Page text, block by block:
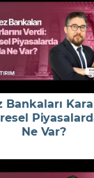
Bankaları
Ne Var?